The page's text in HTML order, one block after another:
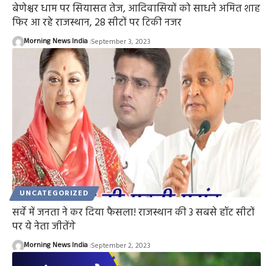
बेणेश्चर धाम पर सियासत तेज, आदिवासियों को साधने अमित शाह
फिर आ रहे राजस्थान, 28 सीटों पर टिकी नजर
Morning News India September 3, 2023
UNCATEGORIZED
सर्वे में जनता ने कर दिया फैसला! राजस्थान की 3 सबसे हॉट सीटों
पर ये नेता जीतेंगे
Morning News India September 2, 2023